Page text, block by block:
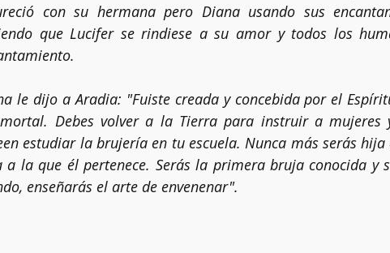
con su hermana pero Diana usando sus
que Lucifer se rindiese a su amor y todos los
le dijo a Aradia: "Fuiste creada y concebida por el
Debes volver a la Tierra para instruir a mujeres
estudiar la brujería en tu escuela. Nunca más serás
a la que él pertenece. Serás la primera bruja conocida y
enseñarás el arte de envenenar".